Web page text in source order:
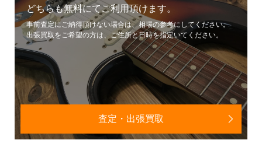
どちらも無料にてご利用頂けます。
事前査定にご納得頂けない場合は、相場の参考にしてください。
出張買取をご希望の方は、ご住所と日時を指定いてください。
査定・出張買取